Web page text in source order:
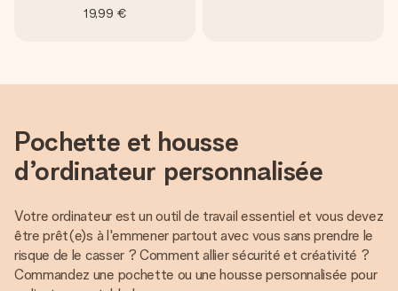
19,99 €
Pochette et housse
d’ordinateur personnalisée
Votre ordinateur est un outil de travail essentiel et vous devez
être prêt(e)s à l'emmener partout avec vous sans prendre le
risque de le casser ? Comment allier sécurité et créativité ?
Commandez une pochette ou une housse personnalisée pour